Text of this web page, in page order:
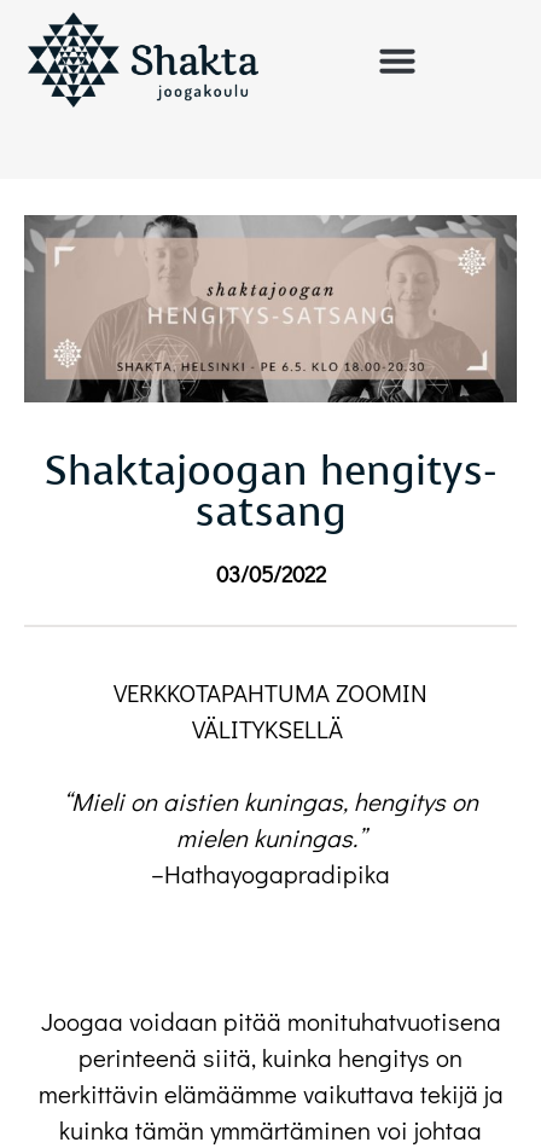
Shaktajoogan hengitys-
satsang
03/05/2022
VERKKOTAPAHTUMA ZOOMIN
VÄLITYKSELLÄ
“Mieli on aistien kuningas, hengitys on
mielen kuningas.”
–Hathayogapradipika
Joogaa voidaan pitää monituhatvuotisena
perinteenä siitä, kuinka hengitys on
merkittävin elämäämme vaikuttava tekijä ja
kuinka tämän ymmärtäminen voi johtaa